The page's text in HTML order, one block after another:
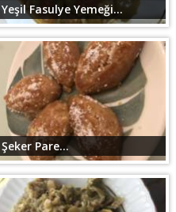
Yeşil Fasulye Yemeği...
Şeker Pare...